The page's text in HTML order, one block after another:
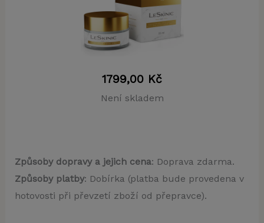
1799,00 Kč
Není skladem
Způsoby dopravy a jejich cena: Doprava zdarma.
Způsoby platby: Dobírka (platba bude provedena v
hotovosti při převzetí zboží od přepravce).